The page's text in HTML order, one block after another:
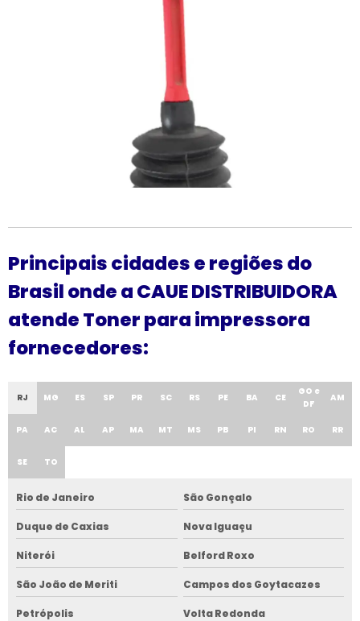
Principais cidades e regiões do
Brasil onde a CAUE DISTRIBUIDORA
atende Toner para impressora
fornecedores:
RJ MG ES SP PR SC RS PE BA CE
GO e
DF
AM
PA AC AL AP MA MT MS PB PI RN RO RR
SE TO
Rio de Janeiro São Gonçalo
Duque de Caxias Nova Iguaçu
Niterói Belford Roxo
São João de Meriti Campos dos Goytacazes
Petrópolis Volta Redonda